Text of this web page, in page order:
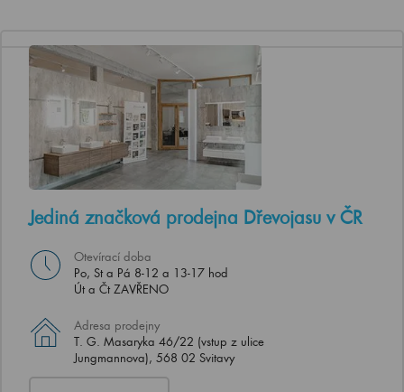
Jediná značková prodejna Dřevojasu v ČR
Otevírací doba
Po, St a Pá 8-12 a 13-17 hod
Út a Čt ZAVŘENO
Adresa prodejny
T. G. Masaryka 46/22 (vstup z ulice
Jungmannova), 568 02 Svitavy